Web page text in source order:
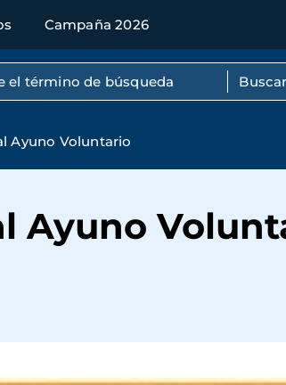
Campaña 2026
por texto completo
Ayuno Voluntario
Ayuno